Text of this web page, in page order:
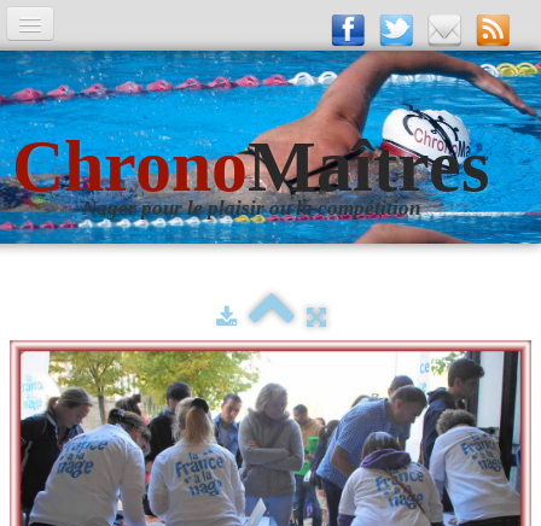
A la Une
Entrainements
La revue
Les numéros
Photos▼
Evènements▼
Livre d'Or
ChronoMaîtres
Nager pour le plaisir ou la compétition